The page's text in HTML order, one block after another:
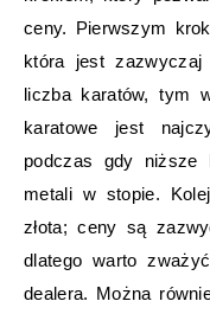
ceny. Pierwszym
która jest
liczba karatów, tym
karatowe jest
podczas gdy niższe
metali w stopie.
złota; ceny są
dlatego warto
dealera. Można